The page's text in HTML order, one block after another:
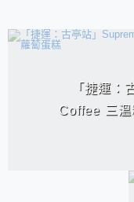
相連文章
「捷運
Coffee 三溫